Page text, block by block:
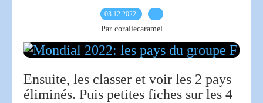
03.12.2022 …
Par coraliecaramel
Ensuite, les classer et voir les 2 pays
éliminés. Puis petites fiches sur les 4